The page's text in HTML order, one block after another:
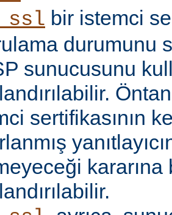
bir istemci
durumunu
sunucusunu
sertifikasının
kararına